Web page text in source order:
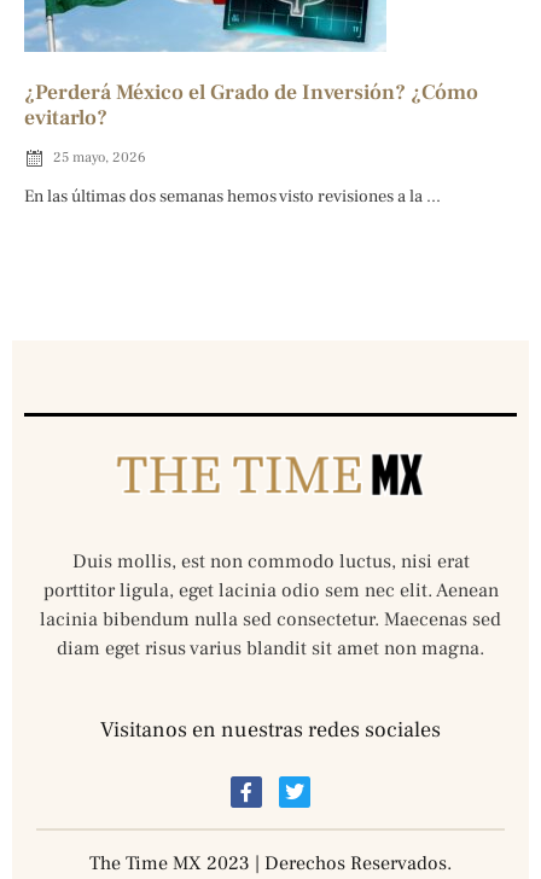
¿Perderá México el Grado de Inversión? ¿Cómo
evitarlo?
25 mayo, 2026
En las últimas dos semanas hemos visto revisiones a la ...
Duis mollis, est non commodo luctus, nisi erat
porttitor ligula, eget lacinia odio sem nec elit. Aenean
lacinia bibendum nulla sed consectetur. Maecenas sed
diam eget risus varius blandit sit amet non magna.
Visitanos en nuestras redes sociales
The Time MX 2023 | Derechos Reservados.